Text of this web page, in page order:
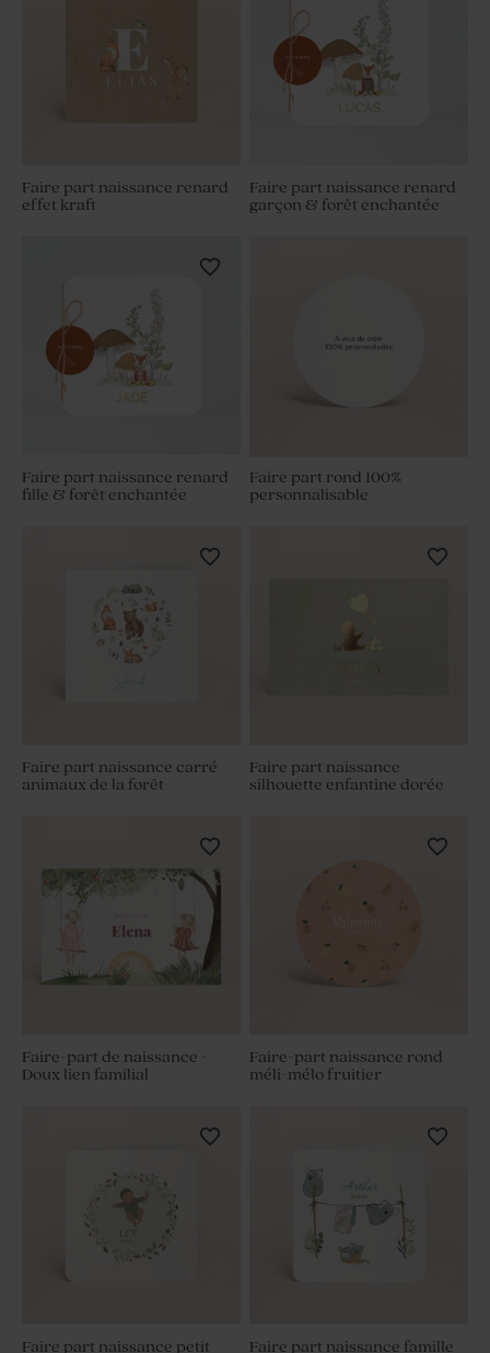
Faire part rond 100%
personnalisable
Faire part naissance renard
effet kraft
Faire part naissance renard
garçon & forêt enchantée
Faire part naissance renard
fille & forêt enchantée
Faire part naissance carré
animaux de la forêt
Faire part naissance
silhouette enfantine dorée
Faire-part de naissance -
Doux lien familial
Faire-part naissance rond
méli-mélo fruitier
Faire part naissance petit Faire part naissance famille